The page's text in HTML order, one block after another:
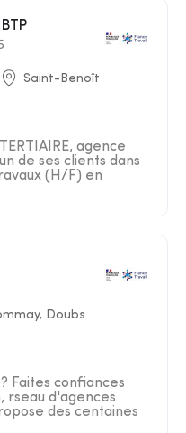
Saint-Benoît
agence
de ses clients dans
(H/F) en
Doubs
Faites confiances
rseau d'agences
des centaines